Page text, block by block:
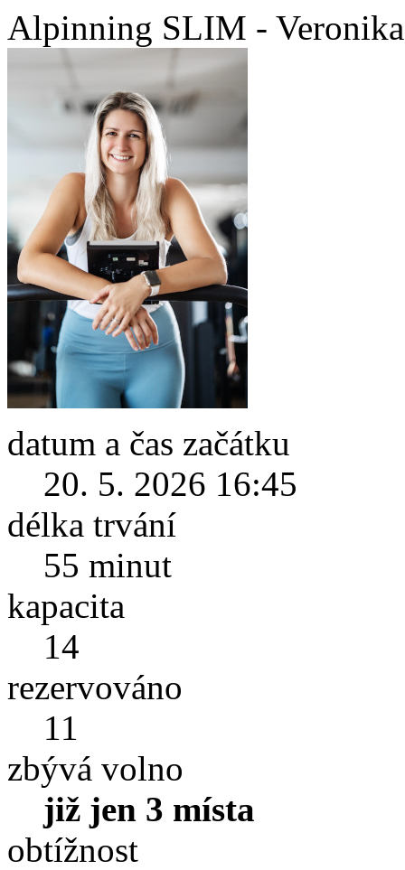
Alpinning SLIM -
datum a čas začátku
20. 5. 2026 16:45
délka trvání
55 minut
kapacita
14
rezervováno
11
zbývá volno
již jen 3 místa
obtížnost